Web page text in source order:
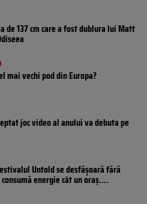
de 137 cm care a fost dublura lui Matt
mai vechi pod din Europa?
joc video al anului va debuta pe
Untold se desfășoară fără
energie cât un oraș....